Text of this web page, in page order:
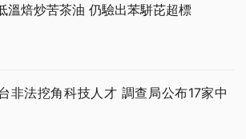
溫焙炒苦茶油 仍驗出苯駢芘超標
非法挖角科技人才 調查局公布17家中